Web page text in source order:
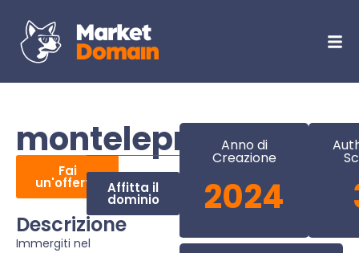
montelepreweb.it
Fai
un'offerta Affitta il
dominio
Descrizione
Immergiti nel
Anno di
Creazione
2024